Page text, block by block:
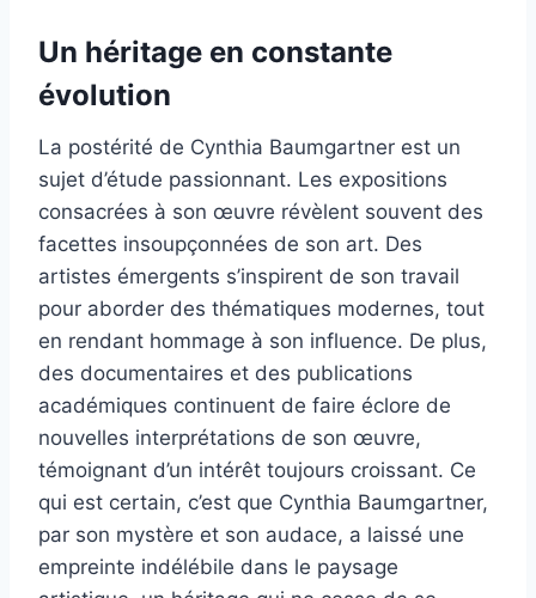
Un héritage en constante
évolution
La postérité de Cynthia Baumgartner est un
sujet d’étude passionnant. Les expositions
consacrées à son œuvre révèlent souvent des
facettes insoupçonnées de son art. Des
artistes émergents s’inspirent de son travail
pour aborder des thématiques modernes, tout
en rendant hommage à son influence. De plus,
des documentaires et des publications
académiques continuent de faire éclore de
nouvelles interprétations de son œuvre,
témoignant d’un intérêt toujours croissant. Ce
qui est certain, c’est que Cynthia Baumgartner,
par son mystère et son audace, a laissé une
empreinte indélébile dans le paysage